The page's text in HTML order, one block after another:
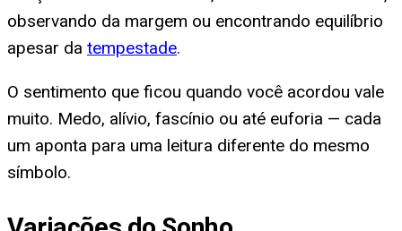
observando da margem ou encontrando equilíbrio
apesar da tempestade.
O sentimento que ficou quando você acordou vale
muito. Medo, alívio, fascínio ou até euforia — cada
um aponta para uma leitura diferente do mesmo
símbolo.